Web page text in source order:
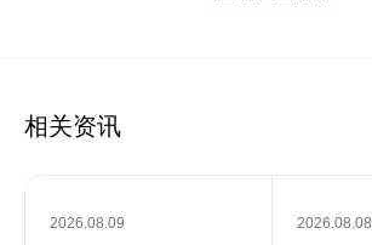
相关资讯
2026.08.09 2026.08.08